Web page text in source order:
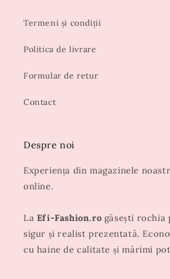
Termeni și condiții
Politica de livrare
Formular de retur
Contact
Despre noi
Experiența din magazinele
online.
La Efi-Fashion.ro găsești rochia
sigur și realist prezentată.
cu haine de calitate și mărimi